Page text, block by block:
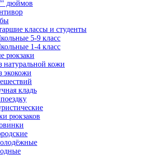
дюймов
классы и студенты
5-9 класс
1-4 класс
рюкзаки
натуральной кожи
экокожи
кладь
рюкзаков